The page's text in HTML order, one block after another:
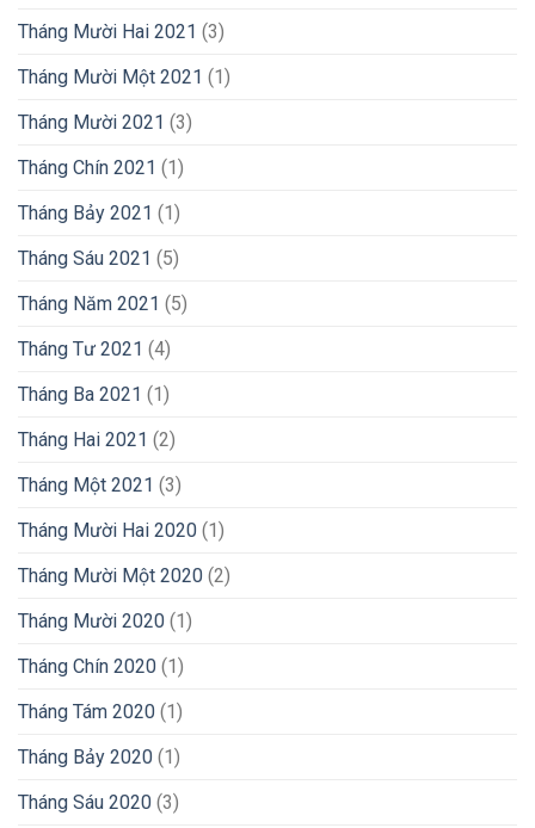
Tháng Mười Hai 2021 (3)
Tháng Mười Một 2021 (1)
Tháng Mười 2021 (3)
Tháng Chín 2021 (1)
Tháng Bảy 2021 (1)
Tháng Sáu 2021 (5)
Tháng Năm 2021 (5)
Tháng Tư 2021 (4)
Tháng Ba 2021 (1)
Tháng Hai 2021 (2)
Tháng Một 2021 (3)
Tháng Mười Hai 2020 (1)
Tháng Mười Một 2020 (2)
Tháng Mười 2020 (1)
Tháng Chín 2020 (1)
Tháng Tám 2020 (1)
Tháng Bảy 2020 (1)
Tháng Sáu 2020 (3)